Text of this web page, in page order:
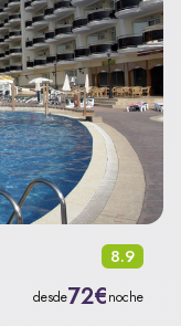
8.9
desde72€noche